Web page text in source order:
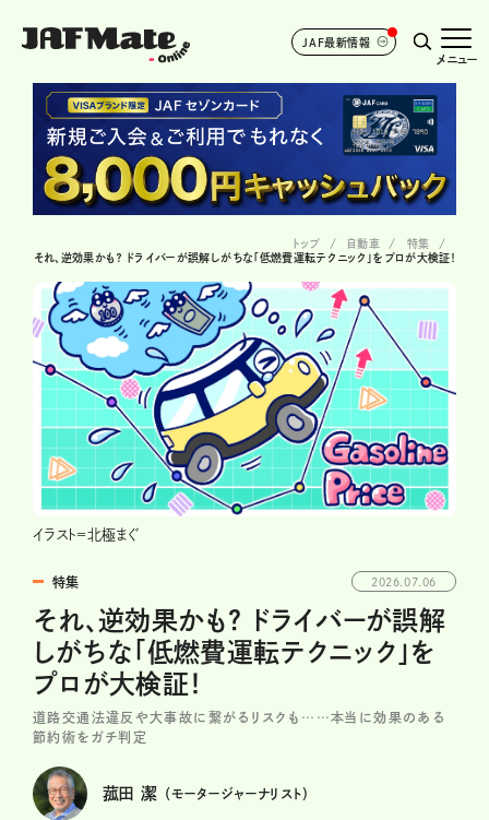
JAF最新情報
メニュー
トップ 自動車
特集
それ、逆効果かも？ ドライバーが誤解しがちな「低燃費運転テクニック」をプロが大検証！
イラスト＝北極まぐ
特集 2026.07.06
それ、逆効果かも？ ドライバーが誤解
しがちな「低燃費運転テクニック」を
プロが大検証！
道路交通法違反や大事故に繋がるリスクも……本当に効果のある
節約術をガチ判定
菰田 潔 （モータージャーナリスト）